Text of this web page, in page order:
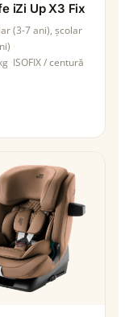
iZi Up X3 Fix
(3-7 ani), școlar
ISOFIX / centură